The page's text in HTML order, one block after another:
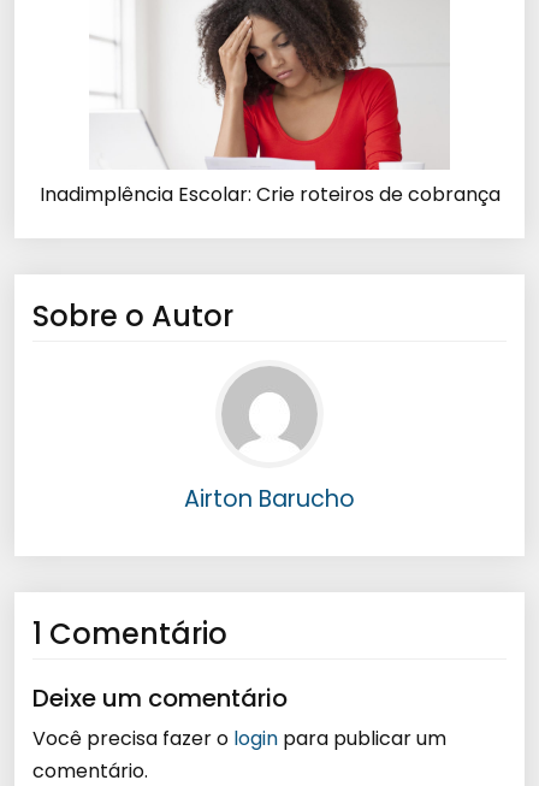
Inadimplência Escolar: Crie roteiros de cobrança
Sobre o Autor
Airton Barucho
1 Comentário
Deixe um comentário
Você precisa fazer o login para publicar um
comentário.